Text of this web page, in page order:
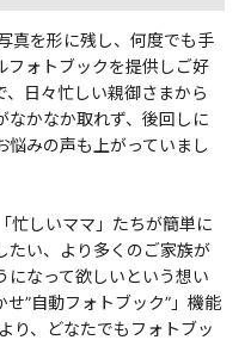
真を形に残し、何度でも手
フォトブックを提供しご好
日々忙しい親御さまから
なかなか取れず、後回しに
悩みの声も上がっていまし
忙しいママ」たちが簡単に
たい、より多くのご家族が
になって欲しいという想い
”自動フォトブック”」機能
り、どなたでもフォトブッ